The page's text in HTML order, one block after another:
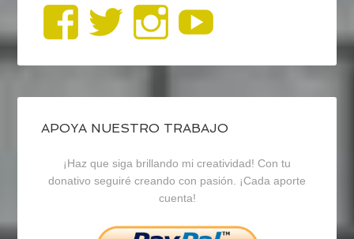
Ver
perfil
de
blogrecursosep
en
Facebook
Ver
perfil
de
recursosep
en
Twitter
Ver
perfil
de
recursosep
en
Instagram
APOYA NUESTRO TRABAJO
¡Haz que siga brillando mi creatividad! Con tu
donativo seguiré creando con pasión. ¡Cada aporte
cuenta!